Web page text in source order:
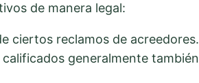
de manera legal:
ciertos reclamos de acreedores.
generalmente